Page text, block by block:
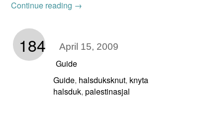
Continue reading →
184 April 15, 2009
Guide
Guide, halsduksknut, knyta
halsduk,palestinasjal